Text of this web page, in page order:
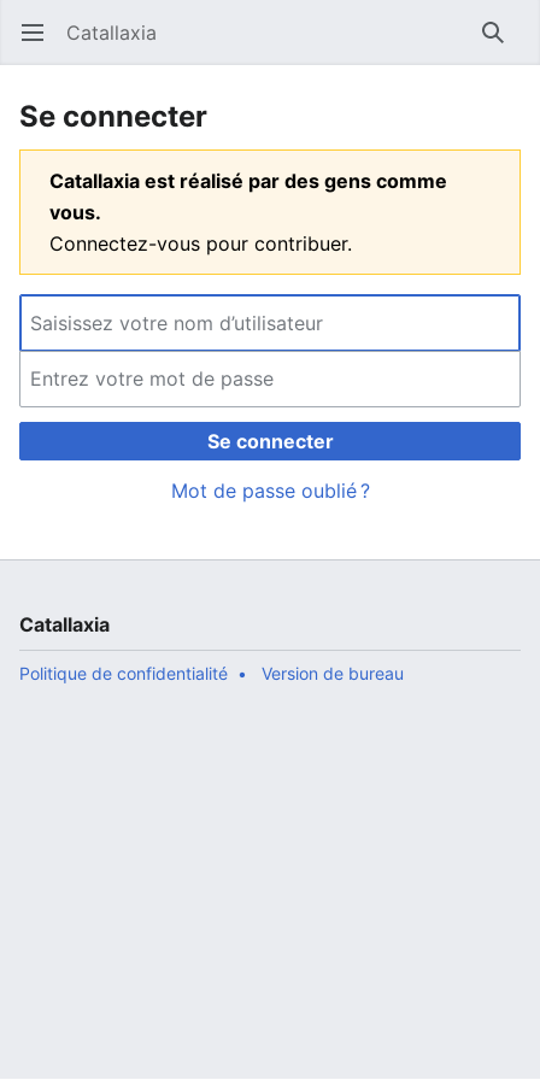
Ouvrir le menu principal Catallaxia
Se connecter
Catallaxia est réalisé par des gens comme
vous.
Connectez-vous pour contribuer.
Se connecter
Mot de passe oublié ?
Catallaxia
Politique de confidentialité Version de bureau